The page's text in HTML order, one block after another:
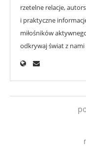
rzetelne relacje,
i praktyczne
miłośników
odkrywaj świat z